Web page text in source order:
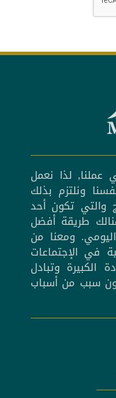
لذا نعمل
ونلتزم بذلك
والتي تكون أحد
طريقة أفضل
ومعنا من
في الإجتماعات
الكبيرة وتبادل
سبب من أسباب